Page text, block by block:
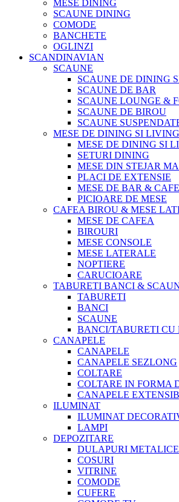
MESE DINING
SCAUNE DINING
COMODE
BANCHETE
OGLINZI
SCANDINAVIAN
SCAUNE
SCAUNE DE DINING
SCAUNE DE BAR
SCAUNE LOUNGE &
SCAUNE DE BIROU
SCAUNE
MESE DE DINING SI LIVING
MESE DE DINING SI
SETURI DINING
MESE DIN STEJAR
PLACI DE EXTENSIE
MESE DE BAR &
PICIOARE DE MESE
CAFEA BIROU & MESE
MESE DE CAFEA
BIROURI
MESE CONSOLE
MESE LATERALE
NOPTIERE
CARUCIOARE
TABURETI BANCI &
TABURETI
BANCI
SCAUNE
BANCI/TABURETI CU
CANAPELE
CANAPELE
CANAPELE SEZLONG
COLTARE
COLTARE IN FORMA
CANAPELE
ILUMINAT
ILUMINAT
LAMPI
DEPOZITARE
DULAPURI METALICE
COSURI
VITRINE
COMODE
CUFERE